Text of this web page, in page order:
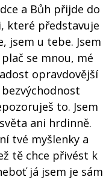
a Bůh přijde do
které představuje
jsem u tebe. Jsem
se mnou, mé
opravdovější
to. Jsem
ani hrdinně.
tvé myšlenky a
tě chce přivést k
já jsem je sám